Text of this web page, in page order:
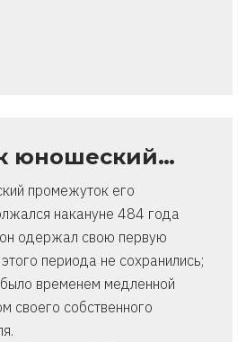
юношеский…
промежуток его
накануне 484 года
он одержал свою первую
периода не сохранились;
временем медленной
своего собственного